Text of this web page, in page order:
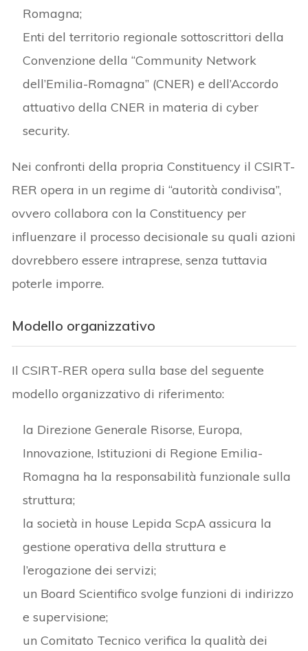
Romagna;
Enti del territorio regionale sottoscrittori della
Convenzione della “Community Network
dell’Emilia-Romagna” (CNER) e dell’Accordo
attuativo della CNER in materia di cyber
security.
Nei confronti della propria Constituency il CSIRT-
RER opera in un regime di “autorità condivisa”,
ovvero collabora con la Constituency per
influenzare il processo decisionale su quali azioni
dovrebbero essere intraprese, senza tuttavia
poterle imporre.
Modello organizzativo
Il CSIRT-RER opera sulla base del seguente
modello organizzativo di riferimento:
la Direzione Generale Risorse, Europa,
Innovazione, Istituzioni di Regione Emilia-
Romagna ha la responsabilità funzionale sulla
struttura;
la società in house Lepida ScpA assicura la
gestione operativa della struttura e
l’erogazione dei servizi;
un Board Scientifico svolge funzioni di indirizzo
e supervisione;
un Comitato Tecnico verifica la qualità dei